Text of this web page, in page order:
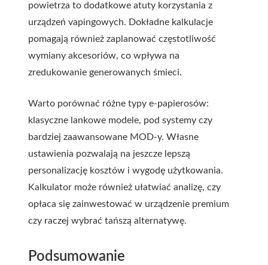
powietrza to dodatkowe atuty korzystania z
urządzeń vapingowych. Dokładne kalkulacje
pomagają również zaplanować częstotliwość
wymiany akcesoriów, co wpływa na
zredukowanie generowanych śmieci.
Warto porównać różne typy e-papierosów:
klasyczne lankowe modele, pod systemy czy
bardziej zaawansowane MOD-y. Własne
ustawienia pozwalają na jeszcze lepszą
personalizację kosztów i wygodę użytkowania.
Kalkulator może również ułatwiać analizę, czy
opłaca się zainwestować w urządzenie premium
czy raczej wybrać tańszą alternatywę.
Podsumowanie